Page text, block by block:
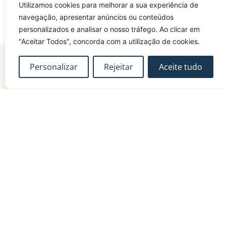
Utilizamos cookies para melhorar a sua experiência de
navegação, apresentar anúncios ou conteúdos
personalizados e analisar o nosso tráfego. Ao clicar em
"Aceitar Todos", concorda com a utilização de cookies.
Personalizar Rejeitar Aceite tudo